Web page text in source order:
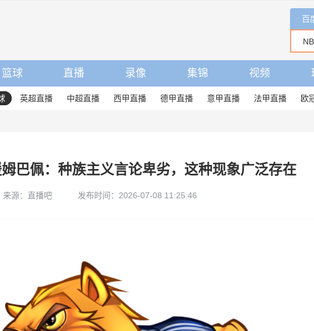
百
篮球 直播 录像 集锦 视频
英超直播 中超直播 西甲直播 德甲直播 意甲直播 法甲直播 欧
巴佩：种族主义言论卑劣，这种现象广泛存在
来源：直播吧 发布时间：2026-07-08 11:25:46